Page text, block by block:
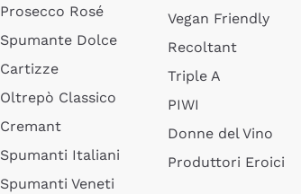
Prosecco Rosé
Spumante Dolce
Cartizze
Oltrepò Classico
Cremant
Spumanti Italiani
Spumanti Veneti
Vegan Friendly
Recoltant
Triple A
PIWI
Donne del Vino
Produttori Eroici